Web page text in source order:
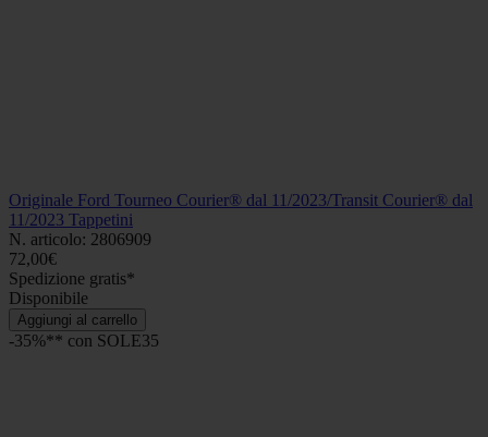
Originale Ford Tourneo Courier® dal 11/2023/Transit Courier® dal
11/2023 Tappetini
N. articolo: 2806909
72,00€
Spedizione gratis*
Disponibile
Aggiungi al carrello
-35%** con SOLE35